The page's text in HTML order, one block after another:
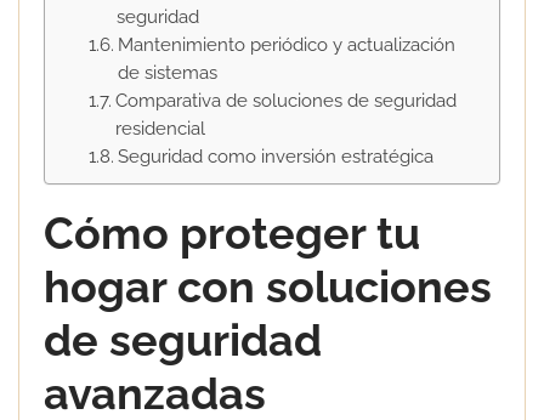
seguridad
Mantenimiento periódico y actualización
de sistemas
Comparativa de soluciones de seguridad
residencial
Seguridad como inversión estratégica
Cómo proteger tu
hogar con soluciones
de seguridad
avanzadas